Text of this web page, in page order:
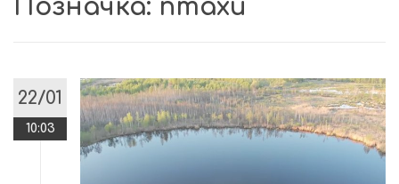
Позначка: птахи
22/01
10:03